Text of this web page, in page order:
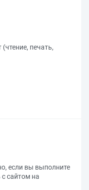
печать,
если вы выполните
с сайтом на